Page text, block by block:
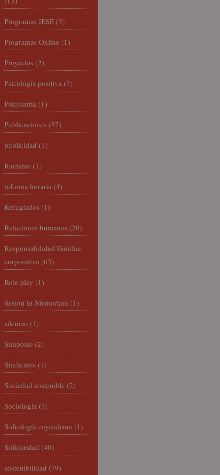
Programas IESE (3)
Programas Online (1)
Proyectos (2)
Psicología positiva (3)
Psiquiatría (1)
Publicaciones (37)
publicidad (1)
Racismo (1)
reforma horaria (4)
Refugiados (1)
Relaciones humanas (20)
Responsabilidad Familiar
corporativa (63)
Role play (1)
Sesión In Memoriam (1)
silencio (1)
Simposio (2)
Sindicatos (1)
Sociedad sostenible (2)
Sociología (3)
Sofrología caycediana (1)
Solidaridad (40)
sostenibilidad (79)